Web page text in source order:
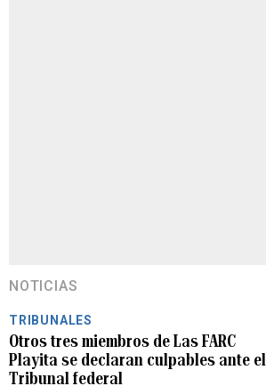
NOTICIAS
TRIBUNALES
Otros tres miembros de Las FARC
Playita se declaran culpables ante el
Tribunal federal